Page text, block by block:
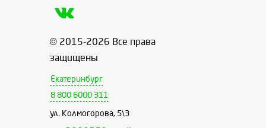
© 2015-2026 Все права
защищены
Екатеринбург
8 800 6000 311
ул. Колмогорова, 5\3